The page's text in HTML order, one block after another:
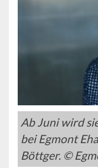
Ab Juni wird
bei Egmont
Böttger. ©